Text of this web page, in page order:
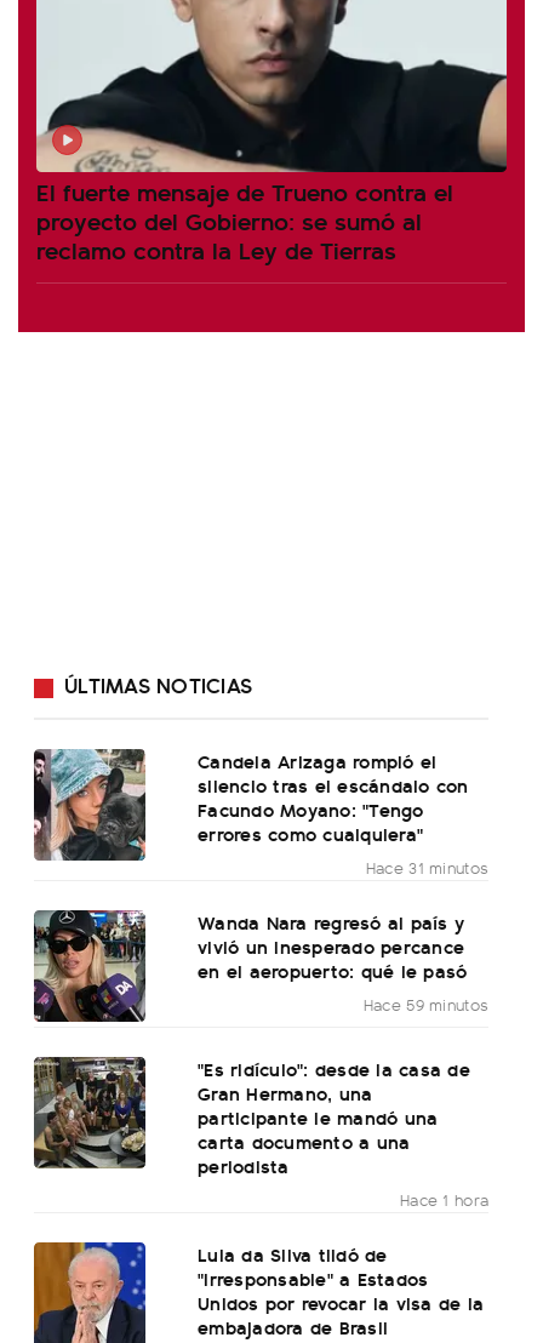
El fuerte mensaje de Trueno contra el
proyecto del Gobierno: se sumó al
reclamo contra la Ley de Tierras
ÚLTIMAS NOTICIAS
Candela Arizaga rompió el
silencio tras el escándalo con
Facundo Moyano: "Tengo
errores como cualquiera"
Hace 31 minutos
Wanda Nara regresó al país y
vivió un inesperado percance
en el aeropuerto: qué le pasó
Hace 59 minutos
"Es ridículo": desde la casa de
Gran Hermano, una
participante le mandó una
carta documento a una
periodista
Hace 1 hora
Lula da Silva tildó de
"irresponsable" a Estados
Unidos por revocar la visa de la
embajadora de Brasil